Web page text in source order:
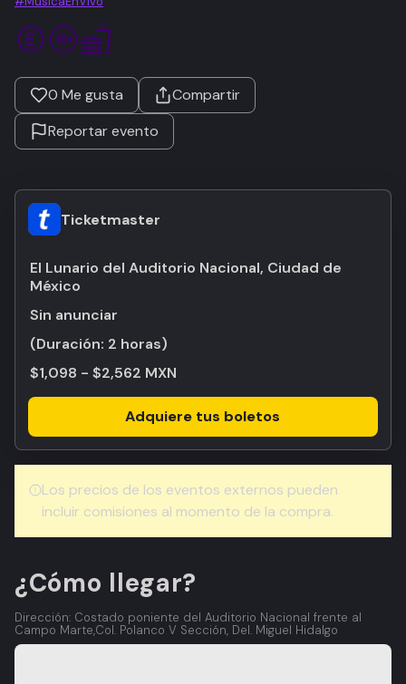
0 Me gusta
Compartir
Reportar evento
Ticketmaster
El Lunario del Auditorio Nacional, Ciudad de
México
Sin anunciar
(Duración: 2 horas)
$1,098 - $2,562 MXN
Adquiere tus boletos
Los precios de los eventos externos pueden
incluir comisiones al momento de la compra.
¿Cómo llegar?
Dirección: Costado poniente del Auditorio Nacional frente al
Campo Marte,Col. Polanco V Sección, Del. Miguel Hidalgo